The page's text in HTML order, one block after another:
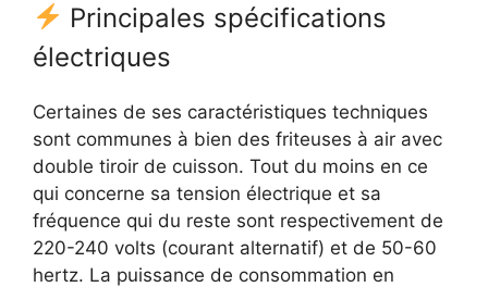
Principales spécifications
électriques
Certaines de ses caractéristiques techniques
sont communes à bien des friteuses à air avec
double tiroir de cuisson. Tout du moins en ce
qui concerne sa tension électrique et sa
fréquence qui du reste sont respectivement de
220-240 volts (courant alternatif) et de 50-60
hertz. La puissance de consommation en